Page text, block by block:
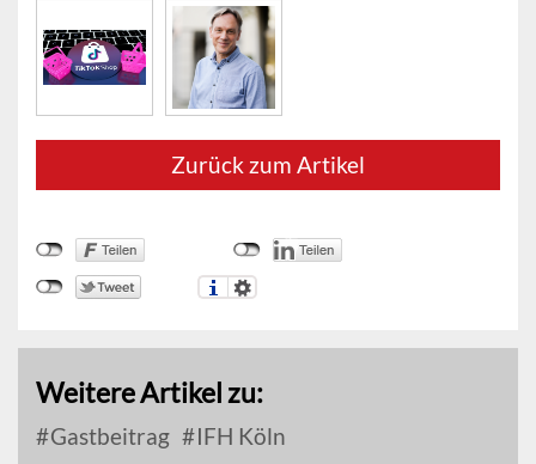
Zurück zum Artikel
Weitere Artikel zu:
Gastbeitrag IFH Köln